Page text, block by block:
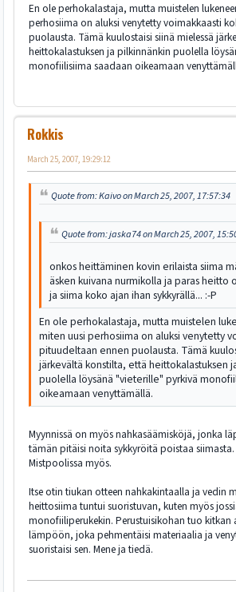
En ole perhokalastaja, mutta muistelen
perhosiima on aluksi venytetty voimakkaasti
puolausta. Tämä kuulostaisi siinä mielessä
heittokalastuksen ja pilkinnänkin puolella
monofiilisiima saadaan oikeamaan
Rokkis
March 25, 2007, 19:29:12
Quote from: Kaivo on March 25, 2007, 17:57:34
Quote from: jaska74 on March 25, 2007,
onkos heittäminen kovin erilaista siima
äsken kuivana nurmikolla ja paras heitto
ja siima koko ajan ihan sykkyrällä... :-P
En ole perhokalastaja, mutta muistelen
miten uusi perhosiima on aluksi venytetty
pituudeltaan ennen puolausta. Tämä
järkevältä konstilta, että heittokalastuksen
puolella löysänä "vieterille" pyrkivä
oikeamaan venyttämällä.
Myynnissä on myös nahkasäämisköjä, jonka
tämän pitäisi noita sykkyröitä poistaa
Mistpoolissa myös.
Itse otin tiukan otteen nahkakintaalla ja vedin
heittosiima tuntui suoristuvan, kuten myös
monofiiliperukekin. Perustuisikohan tuo kitkan
lämpöön, joka pehmentäisi materiaalia ja
suoristaisi sen. Mene ja tiedä.